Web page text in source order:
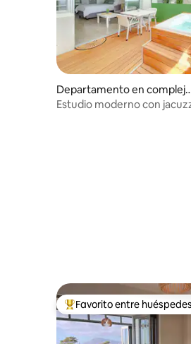
Departamento en complejo
residencial en Ciudad del
Estudio moderno con
Favorito entre los
Favorito entre huéspedes